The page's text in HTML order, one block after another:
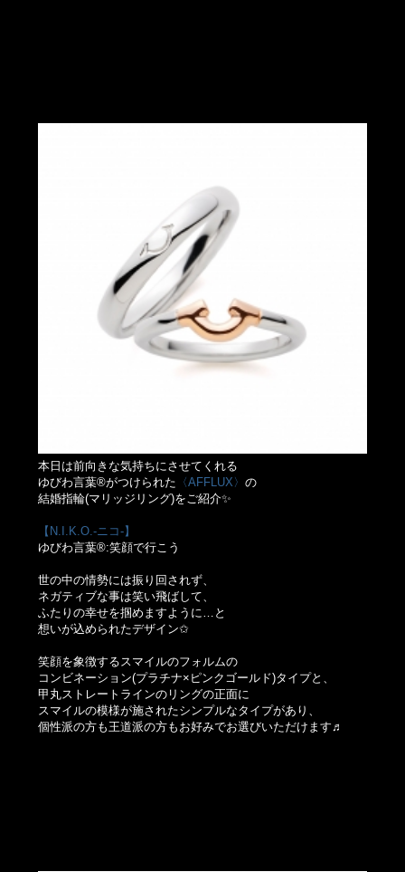
本日は前向きな気持ちにさせてくれる
ゆびわ言葉®がつけられた 〈AFFLUX〉の
結婚指輪(マリッジリング)をご紹介✨
【N.I.K.O.-ニコ-】
ゆびわ言葉®:笑顔で行こう
世の中の情勢には振り回されず、
ネガティブな事は笑い飛ばして、
ふたりの幸せを掴めますように…と
想いが込められたデザイン✩
笑顔を象徴するスマイルのフォルムの
コンビネーション(プラチナ×ピンクゴールド)タイプと、
甲丸ストレートラインのリングの正面に
スマイルの模様が施されたシンプルなタイプがあり、
個性派の方も王道派の方もお好みでお選びいただけます♬